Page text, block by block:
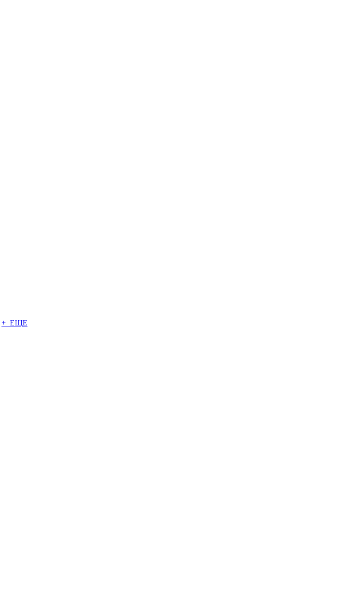
+ ЕЩЕ